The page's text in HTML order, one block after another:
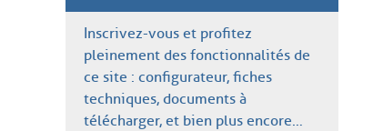
Inscrivez-vous et profitez
pleinement des fonctionnalités de
ce site : configurateur, fiches
techniques, documents à
télécharger, et bien plus encore…